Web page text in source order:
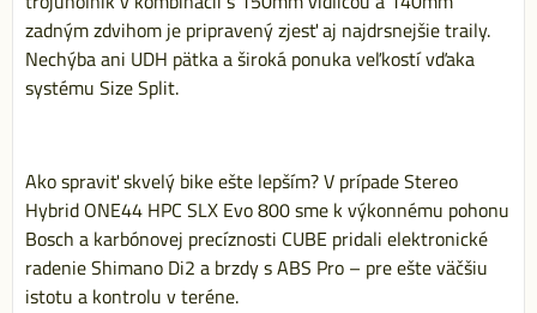
zadným zdvihom je pripravený zjesť aj najdrsnejšie traily.
Nechýba ani UDH pätka a široká ponuka veľkostí vďaka
systému Size Split.
Ako spraviť skvelý bike ešte lepším? V prípade Stereo
Hybrid ONE44 HPC SLX Evo 800 sme k výkonnému pohonu
Bosch a karbónovej precíznosti CUBE pridali elektronické
radenie Shimano Di2 a brzdy s ABS Pro – pre ešte väčšiu
istotu a kontrolu v teréne.